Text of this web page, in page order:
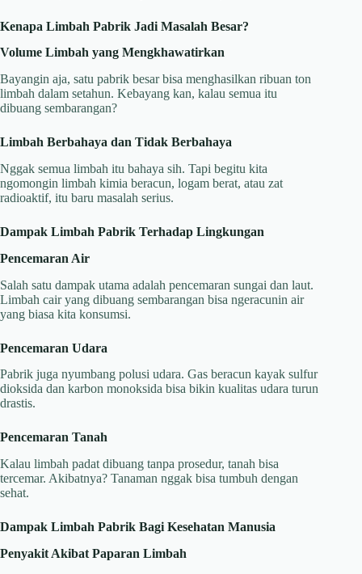
Kenapa Limbah Pabrik Jadi Masalah Besar?
Volume Limbah yang Mengkhawatirkan
Bayangin aja, satu pabrik besar bisa menghasilkan ribuan ton
limbah dalam setahun. Kebayang kan, kalau semua itu
dibuang sembarangan?
Limbah Berbahaya dan Tidak Berbahaya
Nggak semua limbah itu bahaya sih. Tapi begitu kita
ngomongin limbah kimia beracun, logam berat, atau zat
radioaktif, itu baru masalah serius.
Dampak Limbah Pabrik Terhadap Lingkungan
Pencemaran Air
Salah satu dampak utama adalah pencemaran sungai dan laut.
Limbah cair yang dibuang sembarangan bisa ngeracunin air
yang biasa kita konsumsi.
Pencemaran Udara
Pabrik juga nyumbang polusi udara. Gas beracun kayak sulfur
dioksida dan karbon monoksida bisa bikin kualitas udara turun
drastis.
Pencemaran Tanah
Kalau limbah padat dibuang tanpa prosedur, tanah bisa
tercemar. Akibatnya? Tanaman nggak bisa tumbuh dengan
sehat.
Dampak Limbah Pabrik Bagi Kesehatan Manusia
Penyakit Akibat Paparan Limbah